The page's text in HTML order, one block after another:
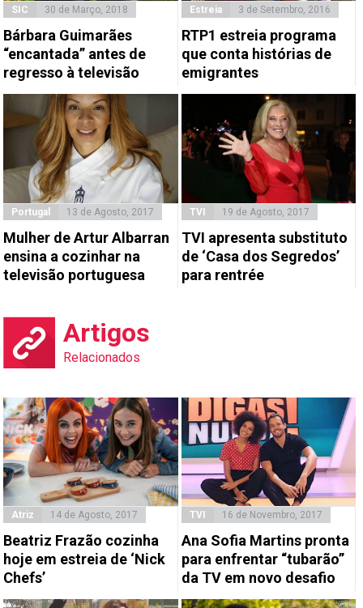
SIC 30 de Março, 2018
Bárbara Guimarães
“encantada” antes de
regresso à televisão
Estreia 3 de Setembro, 2016
RTP1 estreia programa
que conta histórias de
emigrantes
Portugal 13 de Agosto, 2017
Mulher de Artur Albarran
ensina a cozinhar na
televisão portuguesa
TVI 19 de Agosto, 2017
TVI apresenta substituto
de ‘Casa dos Segredos’
para rentrée
Artigos
Relacionados
Atriz 14 de Agosto, 2017
Beatriz Frazão cozinha
hoje em estreia de ‘Nick
Chefs’
TVI 16 de Novembro, 2017
Ana Sofia Martins pronta
para enfrentar “tubarão”
da TV em novo desafio